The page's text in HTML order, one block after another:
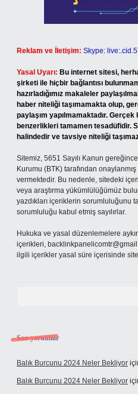
Reklam ve İletişim: Skype:
Yasal Uyarı: Bu internet sitesi,
şirketi ile hiçbir bağlantısı
hazırladığımız makaleler
haber niteliği taşımamakta olup,
paylaşım yapılmamaktadır.
benzerlikleri tamamen tesadüfidir.
halindedir ve tavsiye niteliği
Sitemiz, 5651 Sayılı Kanun
Kurumu (BTK) tarafından
vermektedir. Bu nedenle, sitedeki
veya araştırma yükümlülüğümüz
yazdıkları içeriklerin sorumluluğunu
sorumluluğu kabul etmiş sayılırlar.
Hukuka ve yasal düzenlemelere
içerikleri,
ilgili içerikler yasal süre içerisinde
Son yorumlar
Balık Burcunu 2024 Neler Bekliyor
Balık Burcunu 2024 Neler Bekliyor